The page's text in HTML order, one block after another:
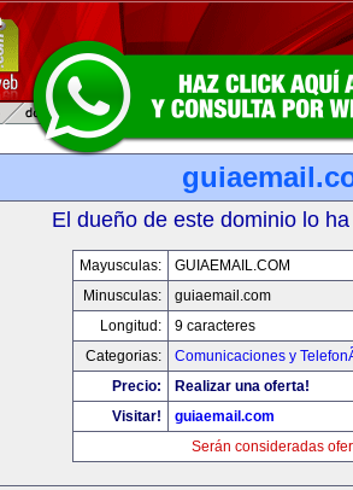
El dueño de este dominio lo
Mayusculas:
GUIAEMAIL.COM
Minusculas:
guiaemail.com
Longitud:
9 caracteres
Categorias:
Comunicaciones y
Precio:
Realizar una oferta!
Visitar!
guiaemail.com
Serán consideradas